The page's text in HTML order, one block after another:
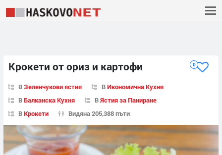
Крокети от ориз и картофи 0
ВЗеленчукови ястия ВИкономична Кухня
ВБалканска Кухня ВЯстия за Паниране
ВКрокети Видяна 205,388 пъти